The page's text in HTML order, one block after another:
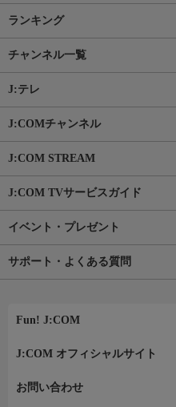
ランキング
チャンネル一覧
J:テレ
J:COMチャンネル
J:COM STREAM
J:COM TVサービスガイド
イベント・プレゼント
サポート・よくある質問
Fun! J:COM
J:COM オフィシャルサイト
お問い合わせ